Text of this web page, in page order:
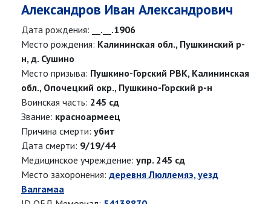
Александров Иван Александрович
Дата рождения:
__.__.1906
Место рождения: Калининская обл., Пушкинский р-
н, д. Сушино
Место призыва: Пушкино-Горский РВК, Калининская
обл., Опочецкий окр., Пушкино-Горский р-н
Воинская часть: 245 сд
Звание: красноармеец
Причина смерти: убит
Дата смерти: 9/19/44
Медицинское учреждение: упр. 245 сд
Место захоронения: деревня Люллемяэ, уезд
Валгамаа